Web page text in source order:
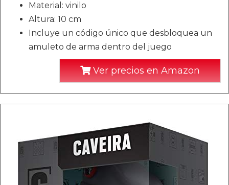
Material: vinilo
Altura: 10 cm
Incluye un código único que desbloquea un
amuleto de arma dentro del juego
Ver precios en Amazon